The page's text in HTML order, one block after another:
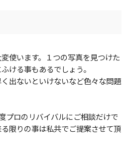
使います。１つの写真を見つけた
ける事もあるでしょう。
出ないといけないなど色々な問題
プロのリバイバルにご相談だけで
限りの事は私共でご提案させて頂